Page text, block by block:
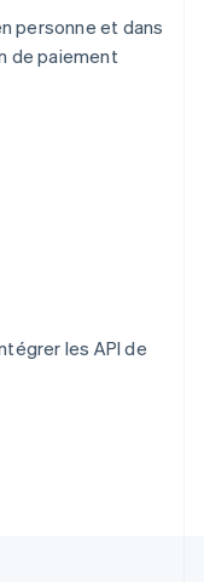
personne et dans
de paiement
les API de